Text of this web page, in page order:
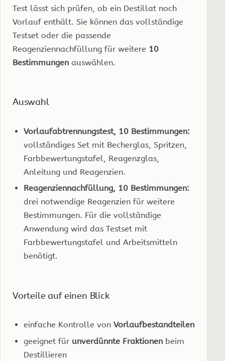
Test lässt sich prüfen, ob ein Destillat noch
Vorlauf enthält. Sie können das vollständige
Testset oder die passende
Reagenziennachfüllung für weitere 10
Bestimmungen auswählen.
Auswahl
Vorlaufabtrennungstest, 10 Bestimmungen:
vollständiges Set mit Becherglas, Spritzen,
Farbbewertungstafel, Reagenzglas,
Anleitung und Reagenzien.
Reagenziennachfüllung, 10 Bestimmungen:
drei notwendige Reagenzien für weitere
Bestimmungen. Für die vollständige
Anwendung wird das Testset mit
Farbbewertungstafel und Arbeitsmitteln
benötigt.
Vorteile auf einen Blick
einfache Kontrolle vonVorlaufbestandteilen
geeignet für unverdünnte Fraktionen beim
Destillieren